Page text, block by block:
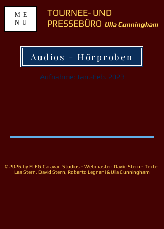
TOURNEE- UND
PRESSEBÜRO Ulla Cunningham
ME
NU
Audios - Hörproben
Aufnahme: Jan.-Feb. 2023
© 2026 by ELEG Caravan Studios - Webmaster: David Stern - Texte:
Lea Stern, David Stern, Roberto Legnani & Ulla Cunningham